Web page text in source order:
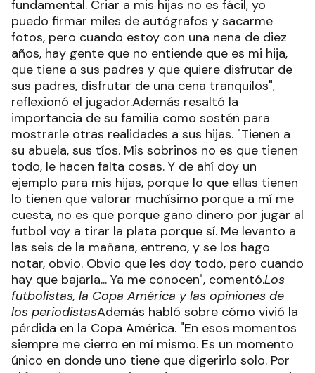
fundamental. Criar a mis hijas no es fácil, yo
puedo firmar miles de autógrafos y sacarme
fotos, pero cuando estoy con una nena de diez
años, hay gente que no entiende que es mi hija,
que tiene a sus padres y que quiere disfrutar de
sus padres, disfrutar de una cena tranquilos",
reflexionó el jugador.Además resaltó la
importancia de su familia como sostén para
mostrarle otras realidades a sus hijas. "Tienen a
su abuela, sus tíos. Mis sobrinos no es que tienen
todo, le hacen falta cosas. Y de ahí doy un
ejemplo para mis hijas, porque lo que ellas tienen
lo tienen que valorar muchísimo porque a mí me
cuesta, no es que porque gano dinero por jugar al
futbol voy a tirar la plata porque sí. Me levanto a
las seis de la mañana, entreno, y se los hago
notar, obvio. Obvio que les doy todo, pero cuando
hay que bajarla... Ya me conocen", comentó.Los
futbolistas, la Copa América y las opiniones de
los periodistasAdemás habló sobre cómo vivió la
pérdida en la Copa América. "En esos momentos
siempre me cierro en mí mismo. Es un momento
único en donde uno tiene que digerirlo solo. Por